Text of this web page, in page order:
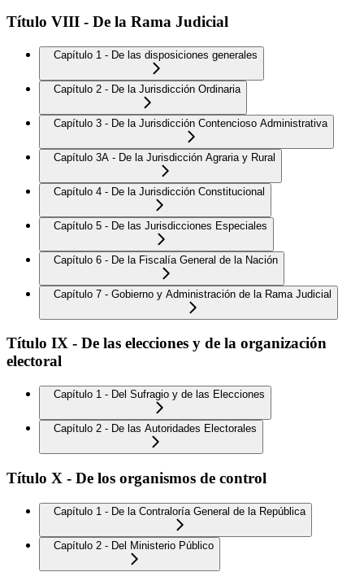
Título VIII - De la Rama Judicial
Capítulo 1 - De las disposiciones generales
Capítulo 2 - De la Jurisdicción Ordinaria
Capítulo 3 - De la Jurisdicción Contencioso Administrativa
Capítulo 3A - De la Jurisdicción Agraria y Rural
Capítulo 4 - De la Jurisdicción Constitucional
Capítulo 5 - De las Jurisdicciones Especiales
Capítulo 6 - De la Fiscalía General de la Nación
Capítulo 7 - Gobierno y Administración de la Rama Judicial
Título IX - De las elecciones y de la organización
electoral
Capítulo 1 - Del Sufragio y de las Elecciones
Capítulo 2 - De las Autoridades Electorales
Título X - De los organismos de control
Capítulo 1 - De la Contraloría General de la República
Capítulo 2 - Del Ministerio Público